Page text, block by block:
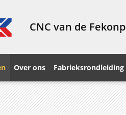
CNC van de
Over ons Fabrieksrondleiding